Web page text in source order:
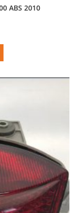
ABS 2010